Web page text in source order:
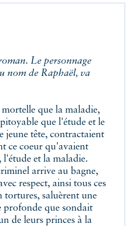
Le personnage
nom de Raphaël, va
que l'étude et le
jeune tête, contractaient
ce coeur qu'avaient
l'étude et la maladie.
arrive au bagne,
respect, ainsi tous ces
tortures, saluèrent une
profonde que sondait
de leurs princes à la